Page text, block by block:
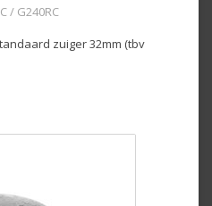
/ G240RC
zuiger 32mm (tbv